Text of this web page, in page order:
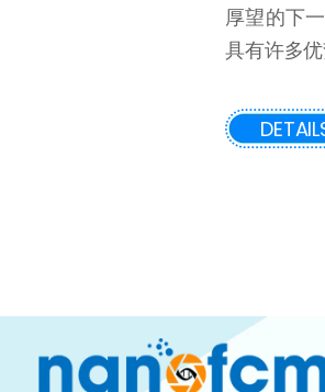
厚望的下
具有许多优